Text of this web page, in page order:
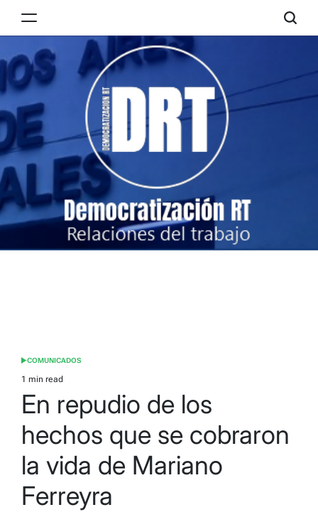
RT
POSTED
IN
COMUNICADOS
Estimated
read
time
1 min read
En repudio de los
hechos que se cobraron
la vida de Mariano
Ferreyra